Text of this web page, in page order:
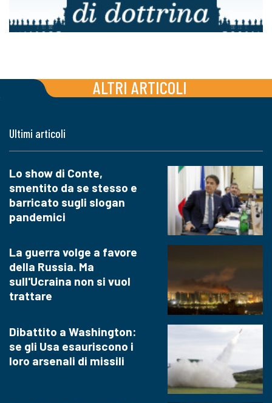
ALTRI ARTICOLI
Ultimi articoli
Lo show di Conte,
smentito da se stesso e
barricato sugli slogan
pandemici
La guerra volge a favore
della Russia. Ma
sull'Ucraina non si vuol
trattare
Dibattito a Washington:
se gli Usa esauriscono i
loro arsenali di missili